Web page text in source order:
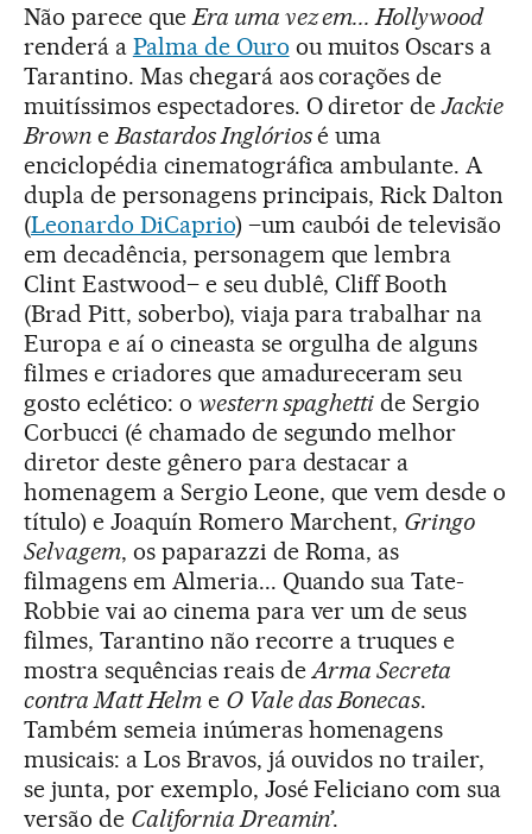
Não parece queEra uma vez em... Hollywood
renderá a Palma de Ouro ou muitos Oscars a
Tarantino. Mas chegará aos corações de
muitíssimos espectadores. O diretor deJackie
BrowneBastardos Inglóriosé uma
enciclopédia cinematográfica ambulante. A
dupla de personagens principais, Rick Dalton
(Leonardo DiCaprio) –um caubói de televisão
em decadência, personagem que lembra
Clint Eastwood– e seu dublê, Cliff Booth
(Brad Pitt, soberbo), viaja para trabalhar na
Europa e aí o cineasta se orgulha de alguns
filmes e criadores que amadureceram seu
gosto eclético: o western spaghetti de Sergio
Corbucci (é chamado de segundo melhor
diretor deste gênero para destacar a
homenagem a Sergio Leone, que vem desde o
título) e Joaquín Romero Marchent, Gringo
Selvagem, os paparazzi de Roma, as
filmagens em Almeria... Quando sua Tate-
Robbie vai ao cinema para ver um de seus
filmes, Tarantino não recorre a truques e
mostra sequências reais deArma Secreta
contra Matt Helme O Vale das Bonecas.
Também semeia inúmeras homenagens
musicais: a Los Bravos, já ouvidos no trailer,
se junta, por exemplo, José Feliciano com sua
versão de California Dreamin’.